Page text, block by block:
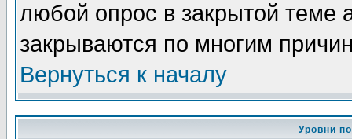
любой опрос в закрытой теме
закрываются по многим
Вернуться к началу
Уровни